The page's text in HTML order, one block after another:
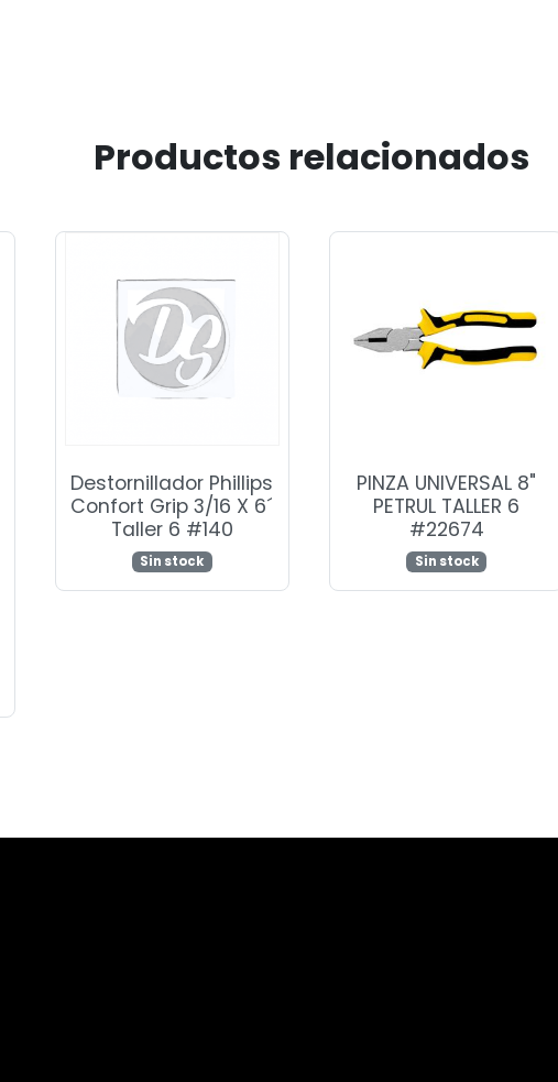
Productos relacionados
Destornillador Phillips
Confort Grip 3/16 X 6´
Taller 6 #140
Sin stock
PINZA UNIVERSAL 8"
PETRUL TALLER 6
#22674
Sin stock